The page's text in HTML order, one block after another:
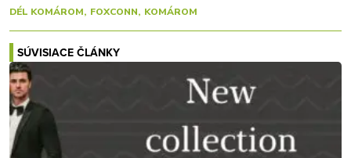
DÉL KOMÁROM FOXCONN KOMÁROM
SÚVISIACE ČLÁNKY